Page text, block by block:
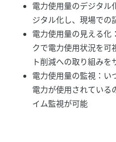
電力使用量のデジタル
ジタル化し、現場での
電力使用量の見える化
クで電力使用状況を可
ト削減への取り組みを
電力使用量の監視：い
電力が使用されている
イム監視が可能